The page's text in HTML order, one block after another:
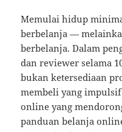
Memulai hidup
berbelanja —
berbelanja. Dalam
dan reviewer selama
bukan ketersediaan
membeli yang
online yang
panduan belanja